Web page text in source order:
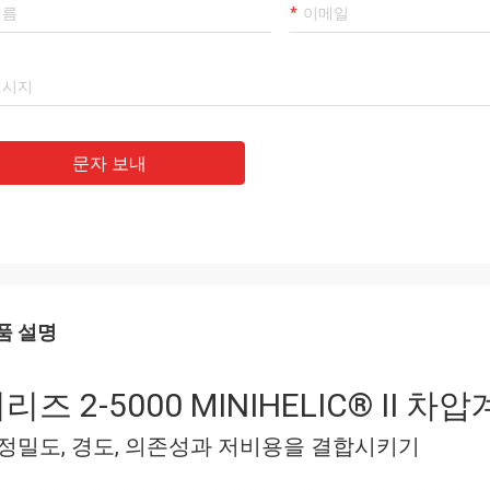
문자 보내
설명
즈 2-5000 MINIHELIC® II 차압
밀도, 경도, 의존성과 저비용을 결합시키기